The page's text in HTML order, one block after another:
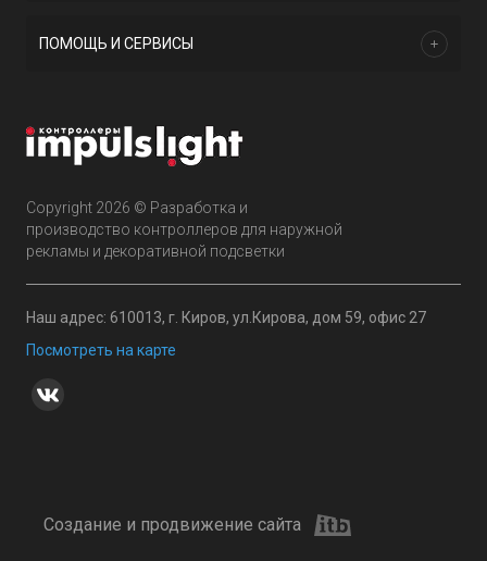
Copyright 2026 © Разработка и
производство контроллеров для наружной
рекламы и декоративной подсветки
Наш адрес: 610013, г. Киров, ул.Кирова, дом 59, офис 27
Посмотреть на карте
Создание и продвижение сайта
ПОМОЩЬ И СЕРВИСЫ